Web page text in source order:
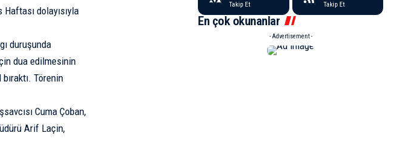
dolayısıyla
duruşunda
dua edilmesinin
Törenin
Cuma Çoban,
Arif Laçin,
Takip Et Takip Et
En çok okunanlar
- Advertisement -